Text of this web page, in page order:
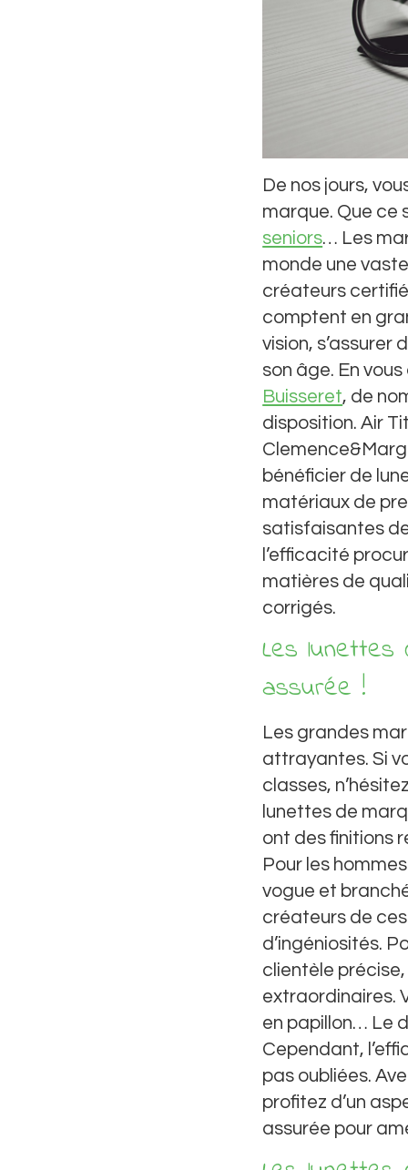
De nos jours,
marque. Que ce
seniors… Les
monde une
créateurs
comptent en
vision, s’assurer
son âge. En
Buisseret, de
disposition. Air
bénéficier de
matériaux de
satisfaisantes
l’efficacité
matières de
corrigés.
Les lunettes
assurée !
Les grandes
attrayantes. Si
classes,
lunettes de
ont des finitions
Pour les
vogue et
créateurs de
d’ingéniosités.
clientèle
extraordinaires.
en papillon… Le
Cependant,
pas oubliées.
profitez d’un
assurée pour